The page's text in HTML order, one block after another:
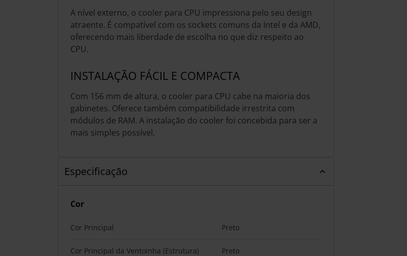
A nível externo, o cooler para CPU impressiona pelo seu design
atraente. É compatível com os sockets comuns da Intel e da AMD,
oferecendo mais liberdade de escolha no que diz respeito ao
CPU.
INSTALAÇÃO FÁCIL E COMPACTA
Com 156 mm de altura, o cooler para CPU cabe na maioria dos
gabinetes. Oferece também compatibilidade irrestrita com
módulos de RAM. A instalação do cooler foi concebida para ser a
mais simples possível.
Especificação
Cor
Cor Principal Preto
Cor Principal da Ventoinha (Estrutura) Preto